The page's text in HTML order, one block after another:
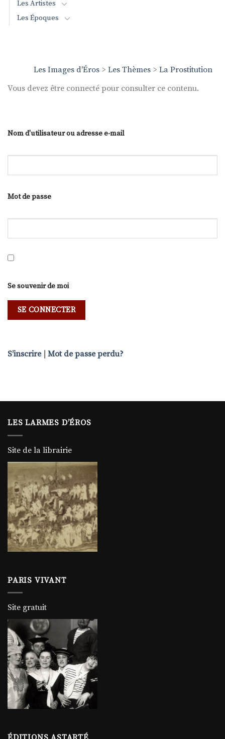
Les Images d'Éros > Les Thèmes > La Prostitution
Vous devez être connecté pour consulter ce contenu.
Nom d'utilisateur ou adresse e-mail
Mot de passe
Se souvenir de moi
S’inscrire Mot de passe perdu?
Les Artistes
Les Époques
LES LARMES D’ÉROS
Site de la librairie
PARIS VIVANT
Site gratuit